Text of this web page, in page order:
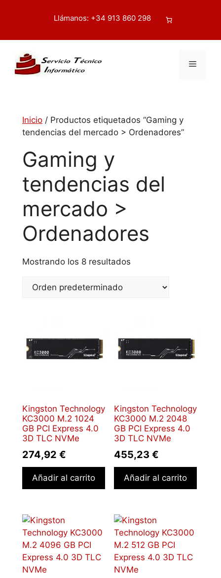
Buscar
Llámanos: +34 913 860 298
Menú
Inicio / Productos etiquetados “Gaming y
tendencias del mercado > Ordenadores”
Gaming y
tendencias del
mercado >
Ordenadores
Mostrando los 8 resultados
Kingston Technology
KC3000 M.2 1024
GB PCI Express 4.0
3D TLC NVMe
274,92 €
Añadir al carrito
Kingston Technology
KC3000 M.2 2048
GB PCI Express 4.0
3D TLC NVMe
455,23€
Añadir al carrito